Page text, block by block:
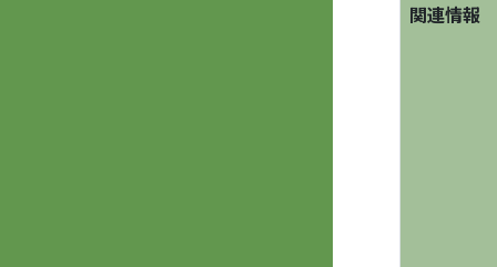
関連情報